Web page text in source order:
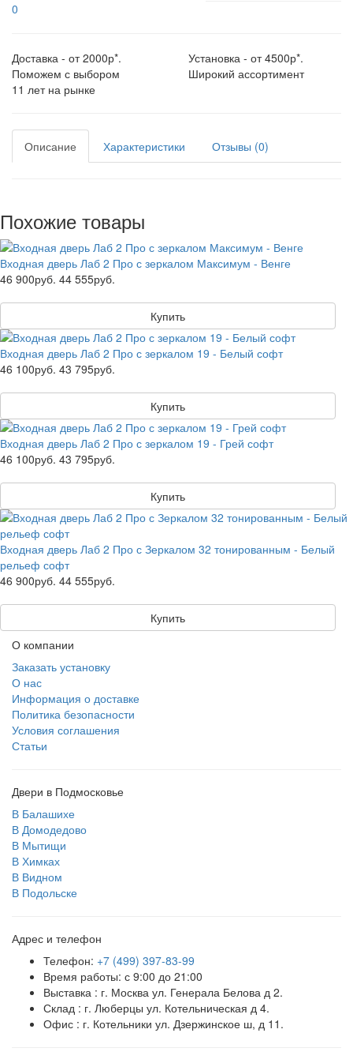
0
Доставка - от 2000р*.
Установка - от 4500р*.
Поможем с выбором
Широкий ассортимент
11 лет на рынке
Описание Характеристики Отзывы (0)
Похожие товары
Входная дверь Лаб 2 Про с зеркалом Максимум - Венге
46 900руб. 44 555руб.
Купить
Входная дверь Лаб 2 Про с зеркалом 19 - Белый софт
46 100руб. 43 795руб.
Купить
Входная дверь Лаб 2 Про с зеркалом 19 - Грей софт
46 100руб. 43 795руб.
Купить
Входная дверь Лаб 2 Про с Зеркалом 32 тонированным - Белый
рельеф софт
46 900руб. 44 555руб.
Купить
О компании
Заказать установку
О нас
Информация о доставке
Политика безопасности
Условия соглашения
Статьи
Двери в Подмосковье
В Балашихе
В Домодедово
В Мытищи
В Химках
В Видном
В Подольске
Адрес и телефон
Телефон: +7 (499) 397-83-99
Время работы: с 9:00 до 21:00
Выставка : г. Москва ул. Генерала Белова д 2.
Склад : г. Люберцы ул. Котельническая д 4.
Офис : г. Котельники ул. Дзержинское ш, д 11.